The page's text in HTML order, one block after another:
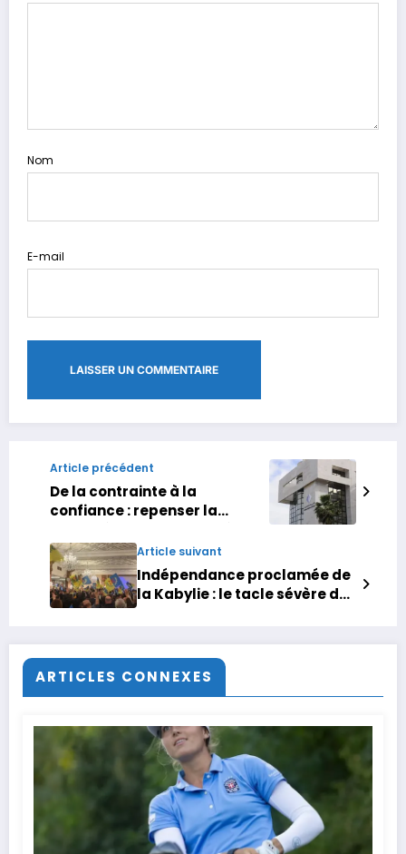
Nom
E-mail
Article précédent
De la contrainte à la
confiance : repenser la
(Tribune)
Article suivant
Indépendance proclamée de
la Kabylie : le tacle sévère de
ARTICLES CONNEXES